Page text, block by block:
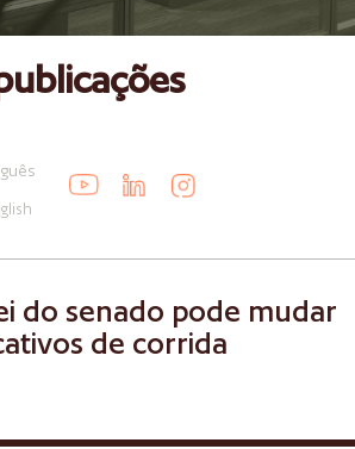
do senado pode mudar
de corrida